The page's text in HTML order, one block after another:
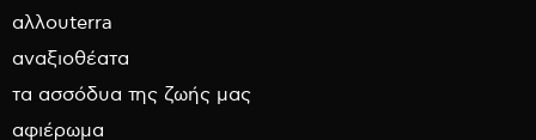
αλλουterra
αναξιοθέατα
τα ασσόδυα της ζωής μας
αφιέρωμα